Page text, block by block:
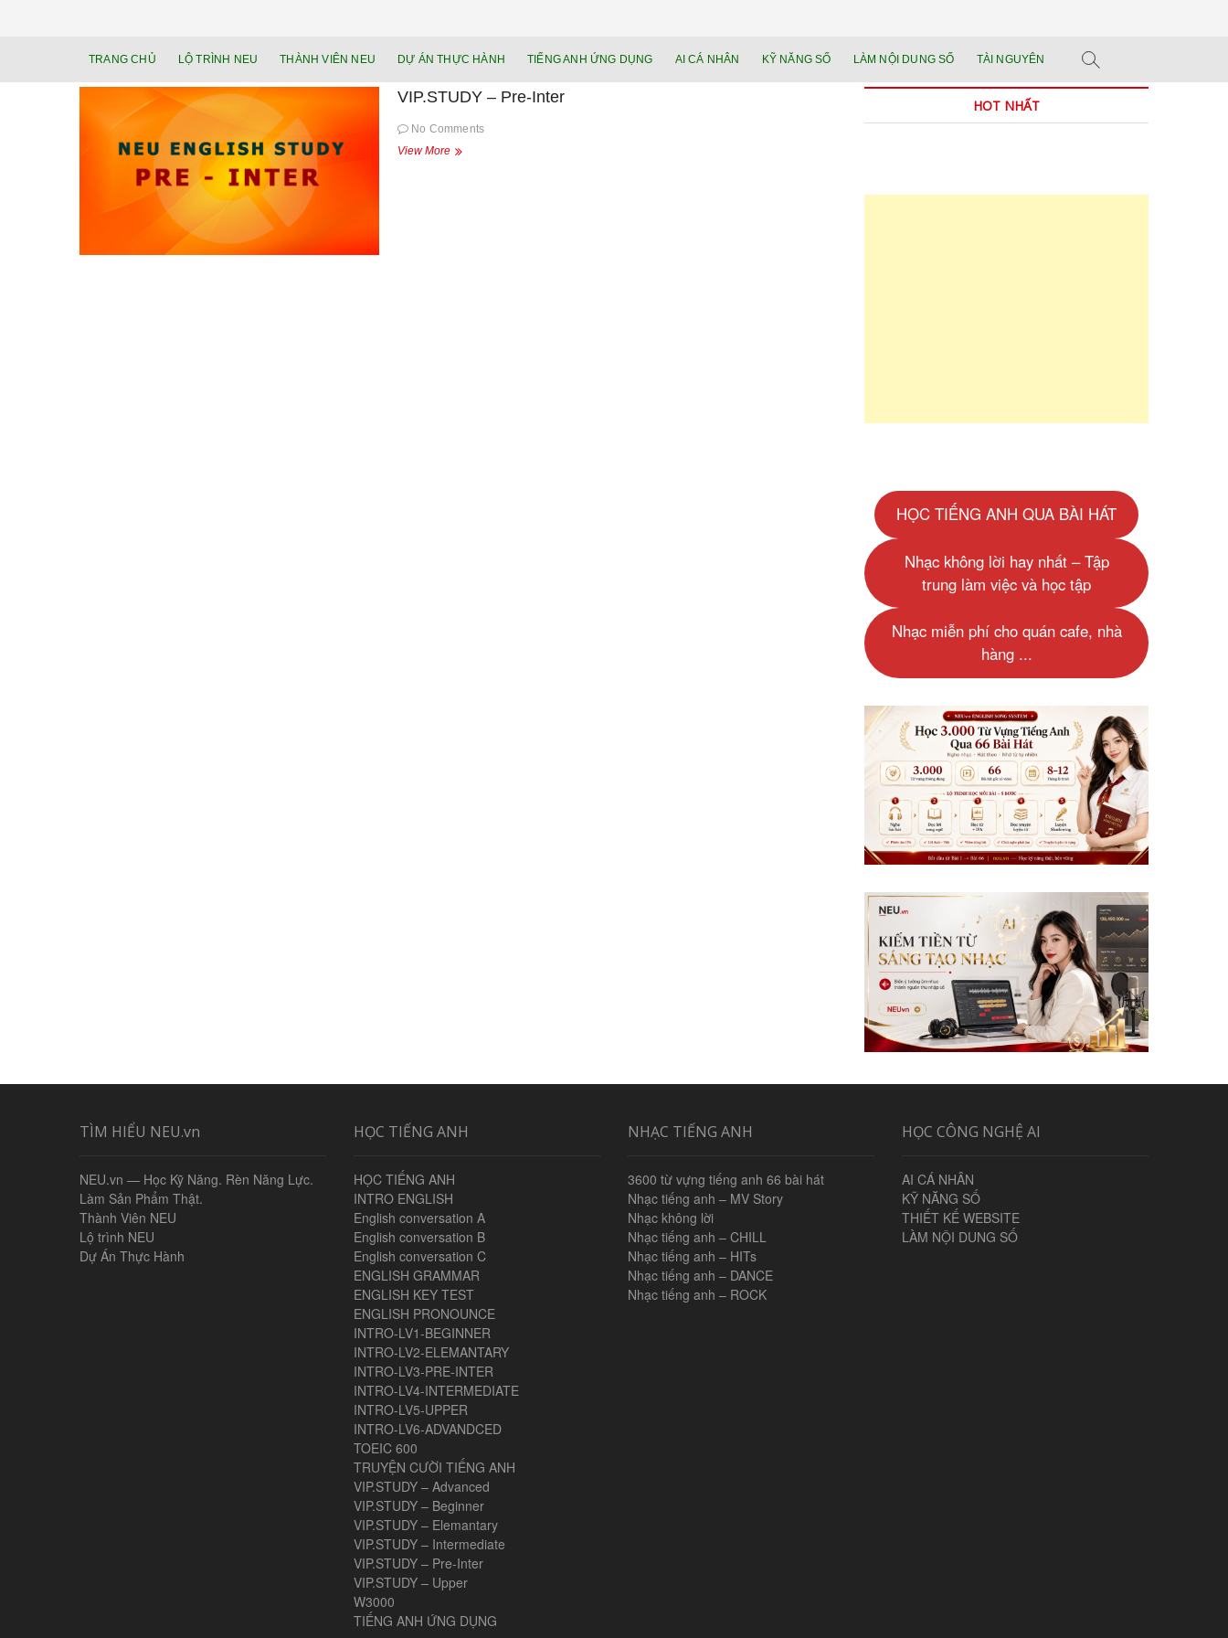
lực cá nhân trong thời đại AI
TRANG CHỦ LỘ TRÌNH NEU THÀNH VIÊN NEU DỰ ÁN THỰC HÀNH TIẾNG ANH ỨNG DỤNG AI CÁ NHÂN KỸ NĂNG SỐ LÀM NỘI DUNG SỐ TÀI NGUYÊN
VIP.STUDY – Pre-Inter
No Comments
View MoreVIP.STUDY
HOT NHẤT
HỌC TIẾNG ANH QUA BÀI HÁT
Nhạc không lời hay nhất – Tập
trung làm việc và học tập
Nhạc miễn phí cho quán cafe, nhà
hàng ...
TÌM HIỂU NEU.vn
NEU.vn — Học Kỹ Năng. Rèn Năng Lực.
Làm Sản Phẩm Thật.
Thành Viên NEU
Lộ trình NEU
Dự Án Thực Hành
HỌC TIẾNG ANH
HỌC TIẾNG ANH
INTRO ENGLISH
English conversation A
English conversation B
English conversation C
ENGLISH GRAMMAR
ENGLISH KEY TEST
ENGLISH PRONOUNCE
INTRO-LV1-BEGINNER
INTRO-LV2-ELEMANTARY
INTRO-LV3-PRE-INTER
INTRO-LV4-INTERMEDIATE
INTRO-LV5-UPPER
INTRO-LV6-ADVANDCED
TOEIC 600
TRUYỆN CƯỜI TIẾNG ANH
VIP.STUDY – Advanced
VIP.STUDY – Beginner
VIP.STUDY – Elemantary
VIP.STUDY – Intermediate
VIP.STUDY – Pre-Inter
VIP.STUDY – Upper
W3000
TIẾNG ANH ỨNG DỤNG
NHẠC TIẾNG ANH
3600 từ vựng tiếng anh 66 bài hát
Nhạc tiếng anh – MV Story
Nhạc không lời
Nhạc tiếng anh – CHILL
Nhạc tiếng anh – HITs
Nhạc tiếng anh – DANCE
Nhạc tiếng anh – ROCK
HỌC CÔNG NGHỆ AI
AI CÁ NHÂN
KỸ NĂNG SỐ
THIẾT KẾ WEBSITE
LÀM NỘI DUNG SỐ